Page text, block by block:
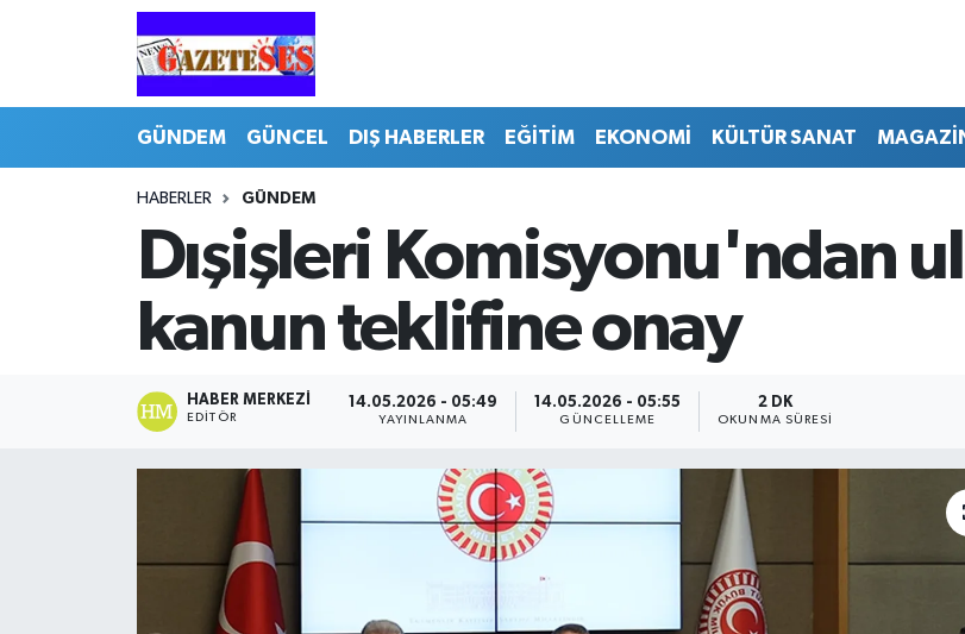
GÜNDEM GÜNCEL DIŞ HABERLER EĞİTİM EKONOMİ KÜLTÜR SANAT
HABERLER GÜNDEM
Dışişleri Komisyonu'ndan
kanun teklifine onay
HABER MERKEZI
EDITÖR
14.05.2026 - 05:49
YAYINLANMA
14.05.2026 - 05:55
GÜNCELLEME
2 DK
OKUNMA SÜRESI